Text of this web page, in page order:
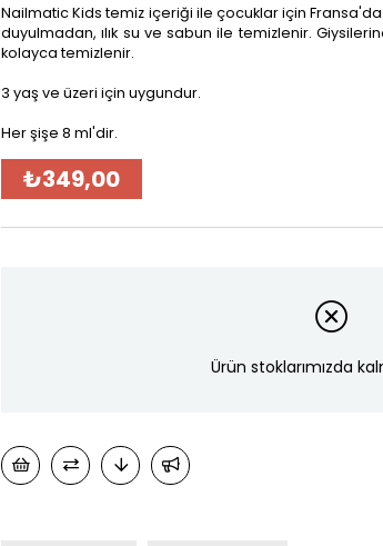
Nailmatic Kids temiz içeriği ile çocuklar için Fransa'da
duyulmadan, ılık su ve sabun ile temizlenir.
kolayca temizlenir.
3 yaş ve üzeri için uygundur.
Her şişe 8 ml'dir.
₺349,00
Ürün stoklarımızda